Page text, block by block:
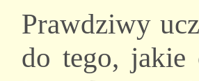
Prawdziwy
do tego, jakie